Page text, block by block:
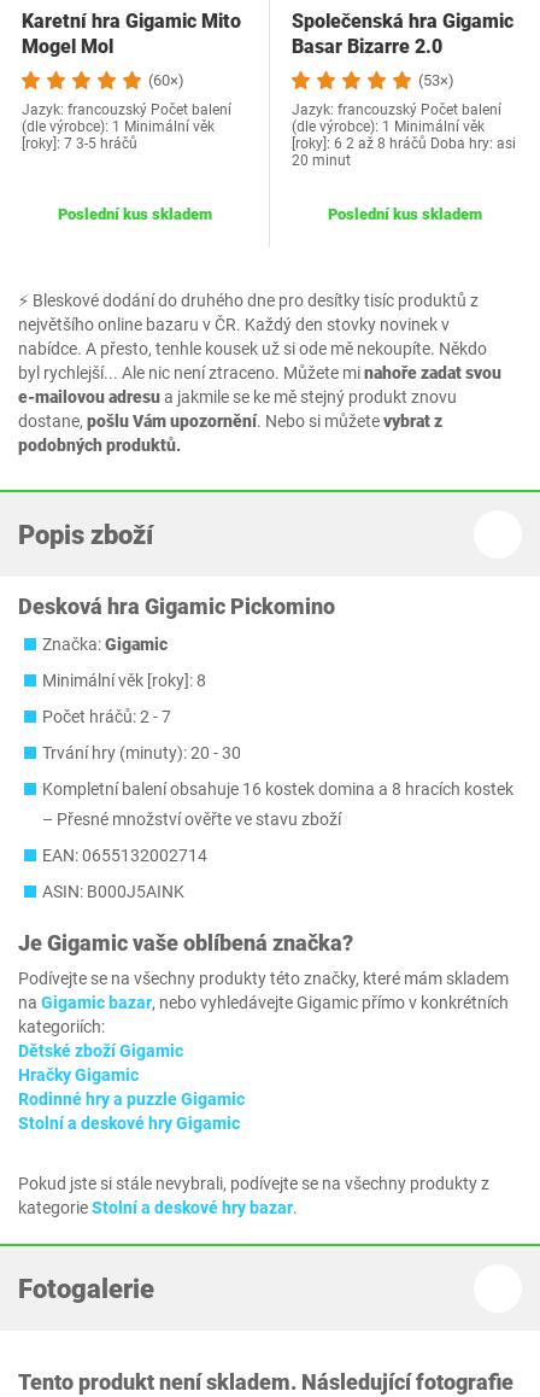
⚡ Bleskové dodání do druhého dne pro desítky tisíc produktů z
největšího online bazaru v ČR. Každý den stovky novinek v
nabídce. A přesto, tenhle kousek už si ode mě nekoupíte. Někdo
byl rychlejší... Ale nic není ztraceno. Můžete minahoře zadat svou
e-mailovou adresua jakmile se ke mě stejný produkt znovu
dostane, pošlu Vám upozornění. Nebo si můžetevybrat z
podobných produktů.
Karetní hra Gigamic Mito
Mogel Mol
(60×)
Jazyk: francouzský Počet balení
(dle výrobce): 1 Minimální věk
[roky]: 7 3-5 hráčů
Poslední kus skladem
Společenská hra Gigamic
Basar Bizarre 2.0
(53×)
Jazyk: francouzský Počet balení
(dle výrobce): 1 Minimální věk
[roky]: 6 2 až 8 hráčů Doba hry: asi
20 minut
Poslední kus skladem
Popis zboží
Desková hra Gigamic Pickomino
Značka:Gigamic
Minimální věk [roky]: 8
Počet hráčů: 2 - 7
Trvání hry (minuty): 20 - 30
Kompletní balení obsahuje 16 kostek domina a 8 hracích kostek
– Přesné množství ověřte ve stavu zboží
EAN: 0655132002714
ASIN: B000J5AINK
JeGigamicvaše oblíbená značka?
Podívejte se na všechny produkty této značky, které mám skladem
na Gigamic bazar, nebo vyhledávejte Gigamic přímo v konkrétních
kategoriích:
Dětské zboží Gigamic
Hračky Gigamic
Rodinné hry a puzzle Gigamic
Stolní a deskové hry Gigamic
Pokud jste si stále nevybrali, podívejte se na všechny produkty z
kategorieStolní a deskové hry bazar.
Fotogalerie
Tento produkt není skladem. Následující fotografie